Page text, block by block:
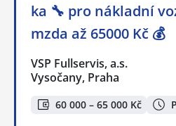
ka 🔧 pro nákladní
mzda až 65000 Kč 💰
VSP Fullservis, a.s.
Vysočany, Praha
60 000 – 65 000 Kč